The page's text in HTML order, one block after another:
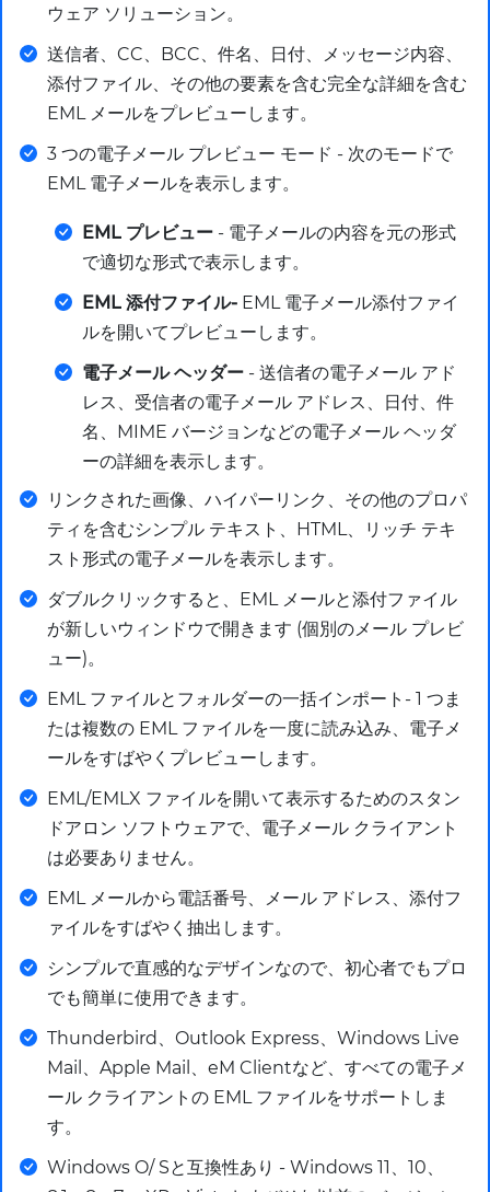
ウェア ソリューション。
送信者、CC、BCC、件名、日付、メッセージ内容、
添付ファイル、その他の要素を含む完全な詳細を含む
EML メールをプレビューします。
3 つの電子メール プレビュー モード - 次のモードで
EML 電子メールを表示します。
EML プレビュー - 電子メールの内容を元の形式
で適切な形式で表示します。
EML 添付ファイル- EML 電子メール添付ファイ
ルを開いてプレビューします。
電子メール ヘッダー - 送信者の電子メール アド
レス、受信者の電子メール アドレス、日付、件
名、MIME バージョンなどの電子メール ヘッダ
ーの詳細を表示します。
リンクされた画像、ハイパーリンク、その他のプロパ
ティを含むシンプル テキスト、HTML、リッチ テキ
スト形式の電子メールを表示します。
ダブルクリックすると、EML メールと添付ファイル
が新しいウィンドウで開きます (個別のメール プレビ
ュー)。
EML ファイルとフォルダーの一括インポート- 1 つま
たは複数の EML ファイルを一度に読み込み、電子メ
ールをすばやくプレビューします。
EML/EMLX ファイルを開いて表示するためのスタン
ドアロン ソフトウェアで、電子メール クライアント
は必要ありません。
EML メールから電話番号、メール アドレス、添付フ
ァイルをすばやく抽出します。
シンプルで直感的なデザインなので、初心者でもプロ
でも簡単に使用できます。
Thunderbird、Outlook Express、Windows Live
Mail、Apple Mail、eM Clientなど、すべての電子メ
ール クライアントの EML ファイルをサポートしま
す。
Windows O/ Sと互換性あり - Windows 11、10、